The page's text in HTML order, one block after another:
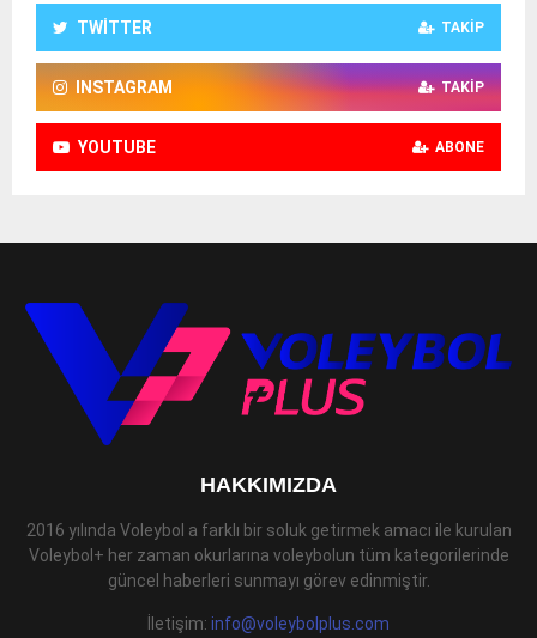
TWITTER TAKIP
INSTAGRAM TAKIP
YOUTUBE ABONE
HAKKIMIZDA
2016 yılında Voleybol a farklı bir soluk getirmek amacı ile kurulan
Voleybol+ her zaman okurlarına voleybolun tüm kategorilerinde
güncel haberleri sunmayı görev edinmiştir.
İletişim: info@voleybolplus.com